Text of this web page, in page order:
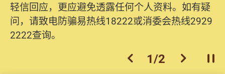
轻信回应，更应避免透露任何个人资料。如有疑
问，请致电防骗易热线18222或消委会热线2929
2222查询。
上一个
1/2 下一个开